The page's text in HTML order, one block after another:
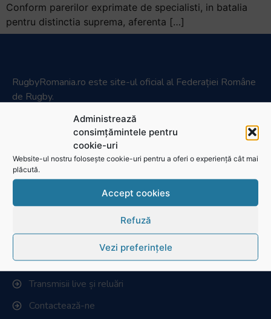
Administrează
consimțămintele pentru
cookie-uri
Website-ul nostru folosește cookie-uri pentru a oferi o experiență cât mai
plăcută.
Accept cookies
Refuză
Vezi preferințele
Conform parerilor exprimate de specialisti, in batalia
pentru distinctia suprema, aferenta […]
RugbyRomania.ro este site-ul oficial al Federației Române
de Rugby.
Bd. Mărăști nr. 18-20, sector 1, București
031.1000.500
Fax: 031.1000.400
© Toate drepturile sunt rezervate.
Website realizat și întreținut deSINGA
Navighează în website
Ultimele știri
Transmisii live și reluări
Contactează-ne